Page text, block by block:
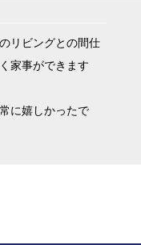
リビングとの間仕
家事ができます
に嬉しかったで